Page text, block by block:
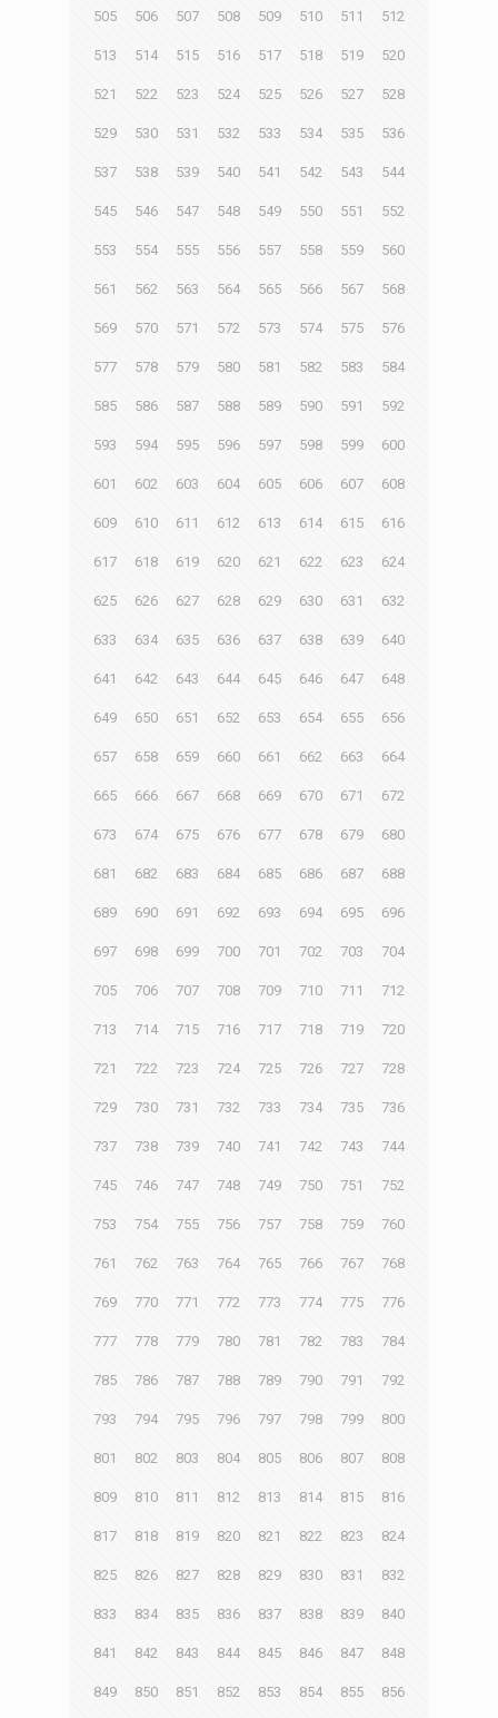
505 506 507 508 509 510 511 512
513 514 515 516 517 518 519 520
521 522 523 524 525 526 527 528
529 530 531 532 533 534 535 536
537 538 539 540 541 542 543 544
545 546 547 548 549 550 551 552
553 554 555 556 557 558 559 560
561 562 563 564 565 566 567 568
569 570 571 572 573 574 575 576
577 578 579 580 581 582 583 584
585 586 587 588 589 590 591 592
593 594 595 596 597 598 599 600
601 602 603 604 605 606 607 608
609 610 611 612 613 614 615 616
617 618 619 620 621 622 623 624
625 626 627 628 629 630 631 632
633 634 635 636 637 638 639 640
641 642 643 644 645 646 647 648
649 650 651 652 653 654 655 656
657 658 659 660 661 662 663 664
665 666 667 668 669 670 671 672
673 674 675 676 677 678 679 680
681 682 683 684 685 686 687 688
689 690 691 692 693 694 695 696
697 698 699 700 701 702 703 704
705 706 707 708 709 710 711 712
713 714 715 716 717 718 719 720
721 722 723 724 725 726 727 728
729 730 731 732 733 734 735 736
737 738 739 740 741 742 743 744
745 746 747 748 749 750 751 752
753 754 755 756 757 758 759 760
761 762 763 764 765 766 767 768
769 770 771 772 773 774 775 776
777 778 779 780 781 782 783 784
785 786 787 788 789 790 791 792
793 794 795 796 797 798 799 800
801 802 803 804 805 806 807 808
809 810 811 812 813 814 815 816
817 818 819 820 821 822 823 824
825 826 827 828 829 830 831 832
833 834 835 836 837 838 839 840
841 842 843 844 845 846 847 848
849 850 851 852 853 854 855 856